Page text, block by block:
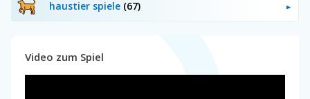
haustier spiele (67)
Video zum Spiel